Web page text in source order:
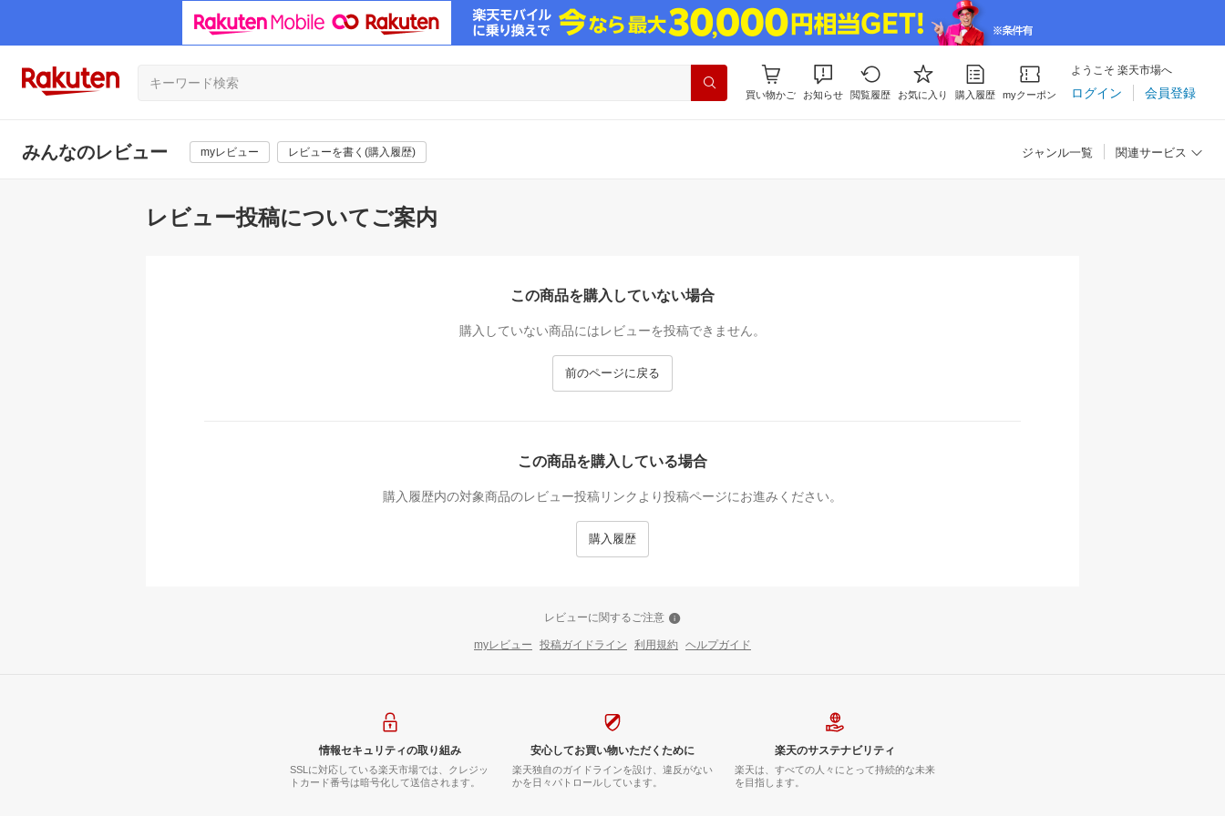
買い物かご お知らせ 閲覧履歴 お気に入り 購入履歴 myクーポン
ようこそ 楽天市場へ
ログイン 会員登録
みんなのレビュー myレビュー レビューを書く(購入履歴) ジャンル一覧 関連サービス
レビュー投稿についてご案内
この商品を購入していない場合
購入していない商品にはレビューを投稿できません。
前のページに戻る
この商品を購入している場合
購入履歴内の対象商品のレビュー投稿リンクより投稿ページにお進みください。
購入履歴
レビューに関するご注意
myレビュー 投稿ガイドライン 利用規約 ヘルプガイド
情報セキュリティの取り組み
SSLに対応している楽天市場では、クレジッ
トカード番号は暗号化して送信されます。
安心してお買い物いただくために
楽天独自のガイドラインを設け、違反がない
かを日々パトロールしています。
楽天のサステナビリティ
楽天は、すべての人々にとって持続的な未来
を目指します。